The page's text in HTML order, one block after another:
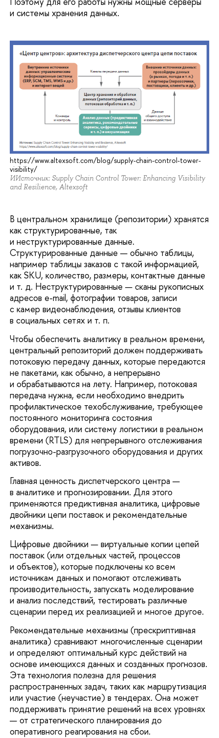
и системы хранения данных.
https://www.altexsoft.com/blog/supply-chain-control-tower-
visibility/
ИИсточник: Supply Chain Control Tower: Enhancing Visibility
and Resilience, Altexsoft
В центральном хранилище (репозитории) хранятся
как структурированные, так
и неструктурированные данные.
Структурированные данные — обычно таблицы,
например таблицы заказов с такой информацией,
как SKU, количество, размеры, контактные данные
и т. д. Неструктурированные — сканы рукописных
адресов e-mail, фотографии товаров, записи
с камер видеонаблюдения, отзывы клиентов
в социальных сетях и т. п.
Чтобы обеспечить аналитику в реальном времени,
центральный репозиторий должен поддерживать
потоковую передачу данных, которые передаются
не пакетами, как обычно, а непрерывно
и обрабатываются на лету. Например, потоковая
передача нужна, если необходимо внедрить
профилактическое техобслуживание, требующее
постоянного мониторинга состояния
оборудования, или систему логистики в реальном
времени (RTLS) для непрерывного отслеживания
погрузочно-разгрузочного оборудования и других
активов.
Главная ценность диспетчерского центра —
в аналитике и прогнозировании. Для этого
применяются предиктивная аналитика, цифровые
двойники цепи поставок и рекомендательные
механизмы.
Цифровые двойники — виртуальные копии цепей
поставок (или отдельных частей, процессов
и объектов), которые подключены ко всем
источникам данных и помогают отслеживать
производительность, запускать моделирование
и анализ последствий, тестировать различные
сценарии перед их реализацией и многое другое.
Рекомендательные механизмы (прескриптивная
аналитика) сравнивают многочисленные сценарии
и определяют оптимальный курс действий на
основе имеющихся данных и созданных прогнозов.
Эта технология полезна для решения
распространенных задач, таких как маршрутизация
или участие (неучастие) в тендерах. Она может
поддерживать принятие решений на всех уровнях
— от стратегического планирования до
оперативного реагирования на сбои.